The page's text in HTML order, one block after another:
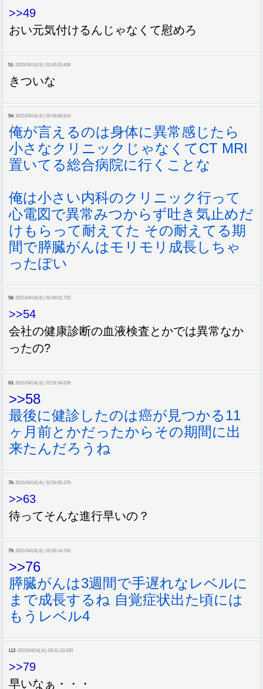
>>49
おい元気付けるんじゃなくて慰めろ
51: 2021/04/14(水) 02:45:53.408
きついな
54: 2021/04/14(水) 02:48:08.814
俺が言えるのは身体に異常感じたら
小さなクリニックじゃなくてCT MRI
置いてる総合病院に行くことな
俺は小さい内科のクリニック行って
心電図で異常みつからず吐き気止めだ
けもらって耐えてた その耐えてる期
間で膵臓がんはモリモリ成長しちゃ
ったぽい
58: 2021/04/14(水) 02:49:52.733
>>54
会社の健康診断の血液検査とかでは異常なか
ったの?
63: 2021/04/14(水) 02:51:54.639
>>58
最後に健診したのは癌が見つかる11
ヶ月前とかだったからその期間に出
来たんだろうね
76: 2021/04/14(水) 02:54:55.376
>>63
待ってそんな進行早いの？
79: 2021/04/14(水) 02:56:14.793
>>76
膵臓がんは3週間で手遅れなレベルに
まで成長するね 自覚症状出た頃には
もうレベル4
112: 2021/04/14(水) 03:31:23.020
>>79
早いなぁ・・・